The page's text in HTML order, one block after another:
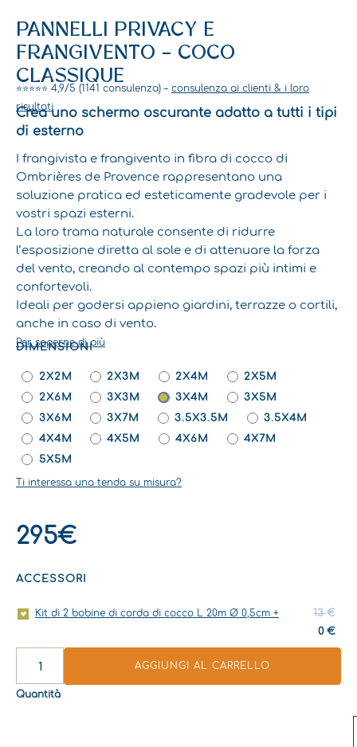
PANNELLI PRIVACY E
FRANGIVENTO – COCO
CLASSIQUE
⭐⭐⭐⭐⭐ 4,9/5 (1141 consulenza) – consulenza ai clienti & i loro
risultati
Crea uno schermo oscurante adatto a tutti i tipi
di esterno
I frangivista e frangivento in fibra di cocco di
Ombrières de Provence rappresentano una
soluzione pratica ed esteticamente gradevole per i
vostri spazi esterni.
La loro trama naturale consente di ridurre
l’esposizione diretta al sole e di attenuare la forza
del vento, creando al contempo spazi più intimi e
confortevoli.
Ideali per godersi appieno giardini, terrazze o cortili,
anche in caso di vento.
Per saperne di più
DIMENSIONI
2X2M 2X3M 2X4M
2X5M
2X6M
3X3M 3X4M
3X5M
3X6M
3X7M 3.5X3.5M
3.5X4M
4X4M
4X5M 4X6M
4X7M
5X5M
Ti interessa una tenda su misura?
295€
ACCESSORI
Kit di 2 bobine di corda di cocco L 20m Ø 0,5cm + 13€
originale
13 €.
0 €
attuale
0 €.
PANNELLI
FRANGIVENTO
COCO
CLASSIQUE
QUANTITÀ
Quantità
AGGIUNGI AL CARRELLO